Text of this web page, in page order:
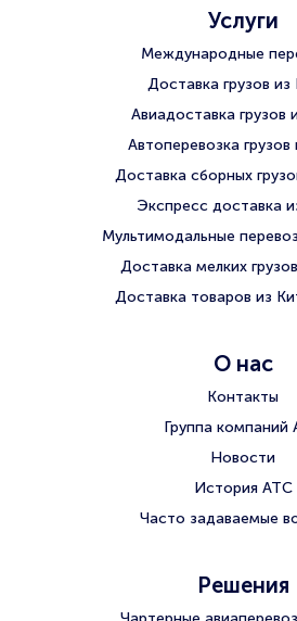
Услуги
Международные
Доставка грузов из
Авиадоставка грузов
Автоперевозка грузов
Доставка сборных
Экспресс доставка
Мультимодальные
Доставка мелких
Доставка товаров из
О нас
Контакты
Группа компаний
Новости
История АТС
Часто задаваемые
Решения